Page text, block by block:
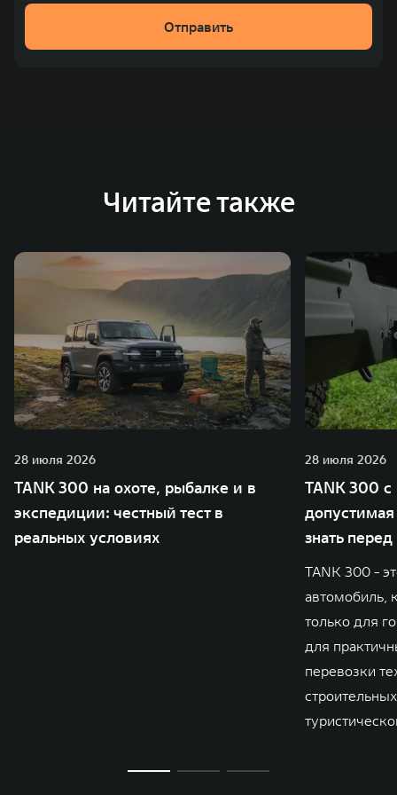
Отправить
Читайте также
28 июля 2026
TANK 300 на охоте, рыбалке и в
экспедиции: честный тест в
реальных условиях
28 июля 2026
TANK 300
знать
TANK 300 -
автомобиль,
только для
для
перевозки